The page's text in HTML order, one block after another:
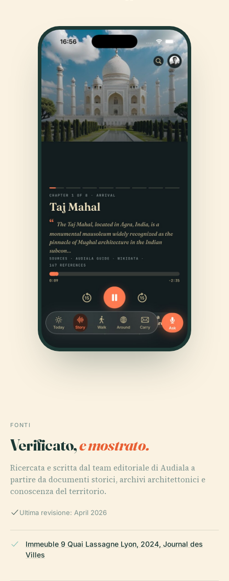
FONTI
Verificato,e mostrato.
Ricercata e scritta dal team editoriale di Audiala a
partire da documenti storici, archivi architettonici e
conoscenza del territorio.
Ultima revisione: April 2026
Immeuble 9 Quai Lassagne Lyon, 2024, Journal des
Villes